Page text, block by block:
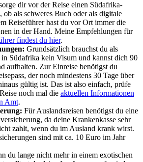
dir vor der Reise einen Südafrika-
ob als schweres Buch oder als digitale
Reiseführer hast du vor Ort immer die
in der Hand. Meine Empfehlungen für
findest du hier.
Grundsätzlich brauchst du als
in Südafrika kein Visum und kannst dich 90
aufhalten. Zur Einreise benötigst du
der noch mindestens 30 Tage über
gültig ist. Das ist also einfach, prüfe
noch mal die aktuellen Informationen
Amt.
Für Auslandsreisen benötigst du eine
da deine Krankenkasse sehr
zahlt, wenn du im Ausland krank wirst.
sind mit ca. 10 Euro im Jahr
du lange nicht mehr in einem exotischen